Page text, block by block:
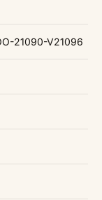
21090-V21096